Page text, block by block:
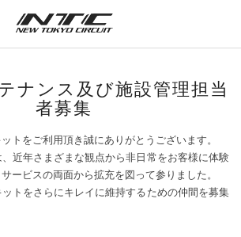
ー
ト
ン
テ
ナ
ン
ナンス及び施設管理担当
者募集
トをご利用頂き誠にありがとうございます。
近年さまざまな観点から非日常をお客様に体験
ービスの両面から拡充を図って参りました。
トをさらにキレイに維持するための仲間を募集